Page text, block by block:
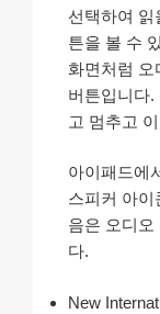
선택하여 읽
튼을 볼 수
화면처럼 오
버튼입니다.
고 멈추고
아이패드에
스피커 아이
음은 오디오
다.
New